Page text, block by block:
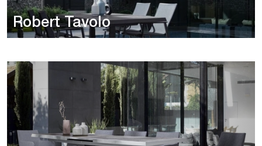
Robert Tavolo